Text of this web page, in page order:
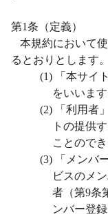
第1条（定義）
本規約において
るとおりとします。
(1)
「本サイ
をいいます
(2)
「利用者
トの提供
ことので
(3)
「メンバ
ビスのメ
者（第9条
ンバー登